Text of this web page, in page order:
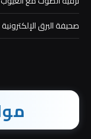
صحيفة البرق